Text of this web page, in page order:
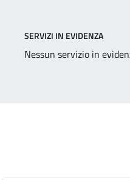
SERVIZI IN EVIDENZA
Nessun servizio in